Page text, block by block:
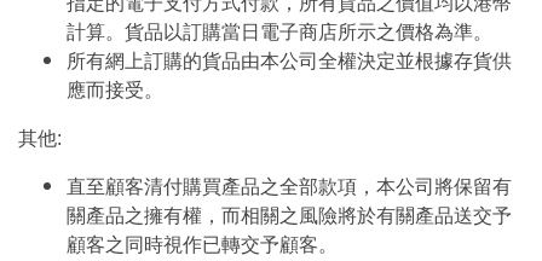
計算。貨品以訂購當日電子商店所示之價格為準。
所有網上訂購的貨品由本公司全權決定並根據存貨供
應而接受。
其他:
直至顧客清付購買產品之全部款項，本公司將保留有
關產品之擁有權，而相關之風險將於有關產品送交予
顧客之同時視作已轉交予顧客。